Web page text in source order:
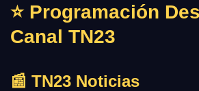
⭐ Programación
Canal TN23
📰 TN23 Noticias